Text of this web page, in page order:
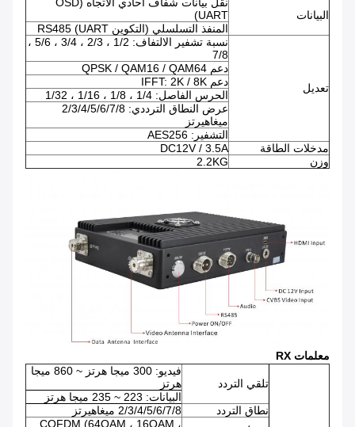
البيانات
نقل بيانات شفاف أحادي الاتجاه (OSD
UART)
المنفذ التسلسلي (التكوين UART) RS485
تعديل
نسبة تشفير الالتفاف: 1/2 ، 2/3 ، 3/4 ، 5/6 ،
7/8
دعم QPSK / QAM16 / QAM64
دعم IFFT: 2K / 8K
الحرس الفاصل: 1/4 ، 1/8 ، 1/16 ، 1/32
عرض النطاق الترددي: 2/3/4/5/6/7/8
ميغاهيرتز
التشفير: AES256
مدخلات الطاقة
DC12V / 3.5A
وزن
2.2KG
معلمات RX
تلقي التردد
فيديو: 300 ميجا هرتز ~ 860 ميجا
هرتز
البيانات: 223 ~ 235 ميجا هرتز
نطاق التردد
2/3/4/5/6/7/8 ميغاهيرتز
COFDM (64QAM ، 16QAM ،